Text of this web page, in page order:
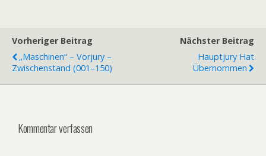
Vorheriger Beitrag
„Maschinen“ – Vorjury –
Zwischenstand (001–150)
Nächster Beitrag
Hauptjury Hat
Übernommen
Kommentar verfassen